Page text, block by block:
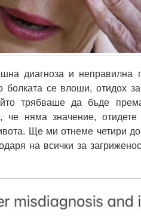
диагноза и неправилна
болката се влоши, отидох
трябваше да бъде
че няма значение,
Ще ми отнеме четири
на всички за